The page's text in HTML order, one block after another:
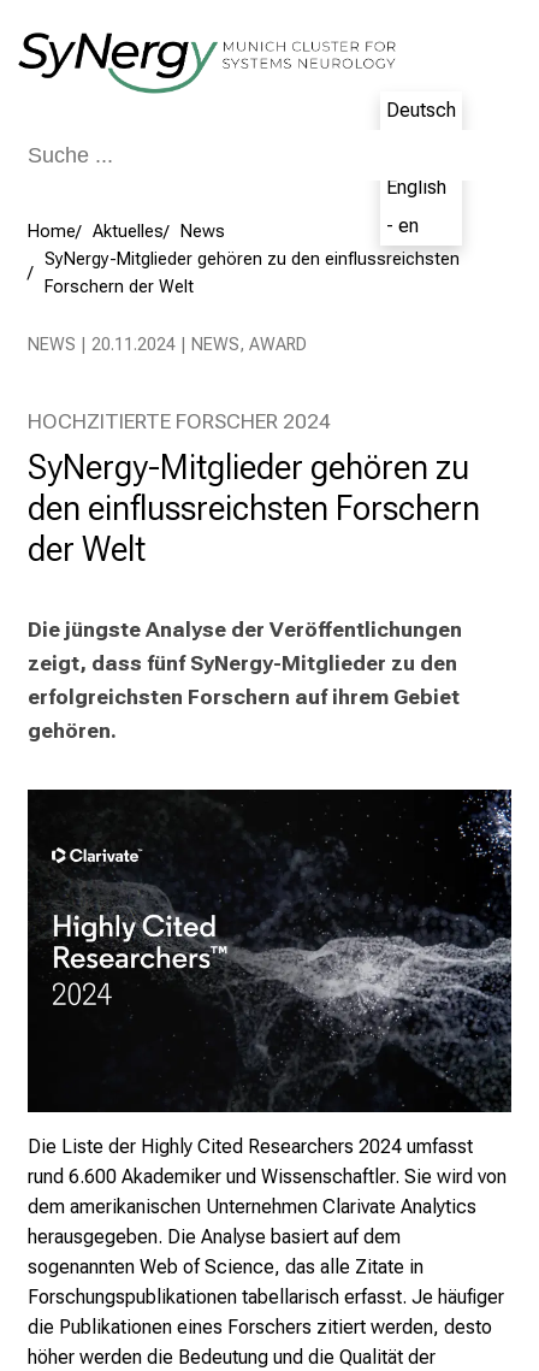
Deutsch
English
- en
Home Aktuelles
News
SyNergy-Mitglieder gehören zu den einflussreichsten
Forschern der Welt
NEWS | 20.11.2024 | NEWS, AWARD
HOCHZITIERTE FORSCHER 2024
SyNergy-Mitglieder gehören zu
den einflussreichsten Forschern
der Welt
Die jüngste Analyse der Veröffentlichungen
zeigt, dass fünf SyNergy-Mitglieder zu den
erfolgreichsten Forschern auf ihrem Gebiet
gehören.
Die Liste der Highly Cited Researchers 2024 umfasst
rund 6.600 Akademiker und Wissenschaftler. Sie wird von
dem amerikanischen Unternehmen Clarivate Analytics
herausgegeben. Die Analyse basiert auf dem
sogenannten Web of Science, das alle Zitate in
Forschungspublikationen tabellarisch erfasst. Je häufiger
die Publikationen eines Forschers zitiert werden, desto
höher werden die Bedeutung und die Qualität der